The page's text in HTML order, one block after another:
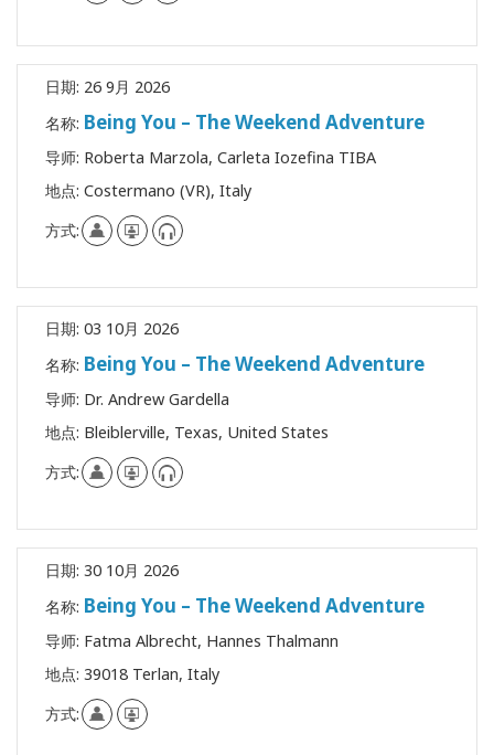
日期: 26 9月 2026
名称: Being You – The Weekend Adventure
导师: Roberta Marzola, Carleta Iozefina TIBA
地点: Costermano (VR), Italy
方式:
日期: 03 10月 2026
名称: Being You – The Weekend Adventure
导师: Dr. Andrew Gardella
地点: Bleiblerville, Texas, United States
方式:
日期: 30 10月 2026
名称: Being You – The Weekend Adventure
导师: Fatma Albrecht, Hannes Thalmann
地点: 39018 Terlan, Italy
方式: